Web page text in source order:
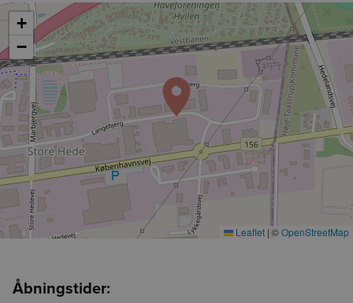
+
−
Leaflet | ©OpenStreetMap
Åbningstider: